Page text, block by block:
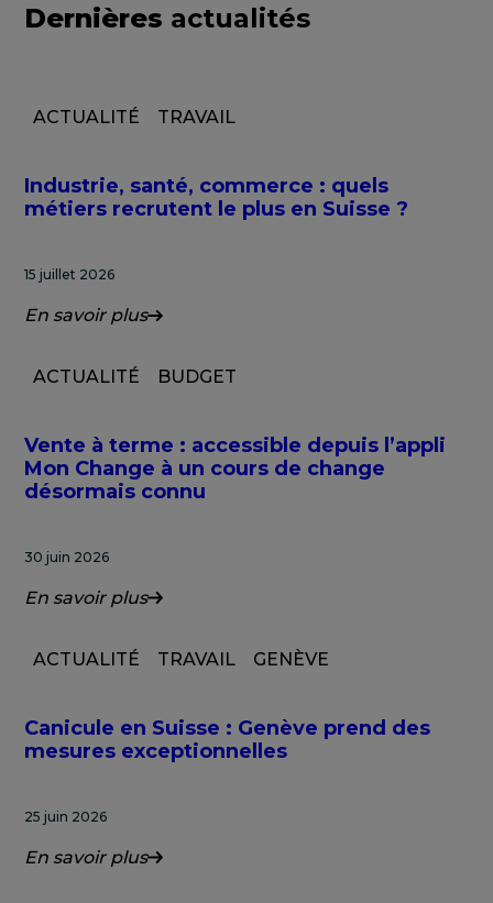
Dernières actualités
ACTUALITÉ TRAVAIL
Industrie, santé, commerce : quels
métiers recrutent le plus en Suisse ?
15 juillet 2026
En savoir plus
ACTUALITÉ BUDGET
Vente à terme : accessible depuis l’appli
Mon Change à un cours de change
désormais connu
30 juin 2026
En savoir plus
ACTUALITÉ TRAVAIL GENÈVE
Canicule en Suisse : Genève prend des
mesures exceptionnelles
25 juin 2026
En savoir plus